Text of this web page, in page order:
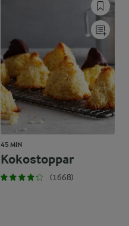
45 MIN
Kokostoppar
(1668)